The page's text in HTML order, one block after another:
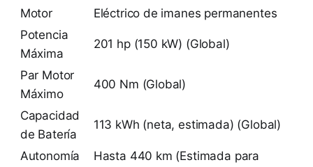
Motor
Eléctrico de imanes permanentes
Potencia
Máxima
201 hp (150 kW) (Global)
Par Motor
Máximo
400 Nm (Global)
Capacidad
de Batería
113 kWh (neta, estimada) (Global)
Autonomía
Hasta 440 km (Estimada para